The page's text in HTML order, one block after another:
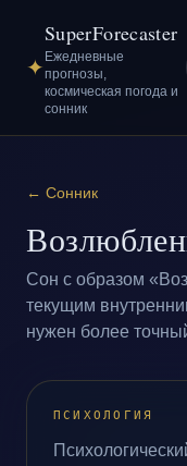
✦
SuperForecaster
Ежедневные
прогнозы,
космическая погода и
сонник
← Сонник
Сон с образом
текущим
нужен более
ПСИХОЛОГИЯ